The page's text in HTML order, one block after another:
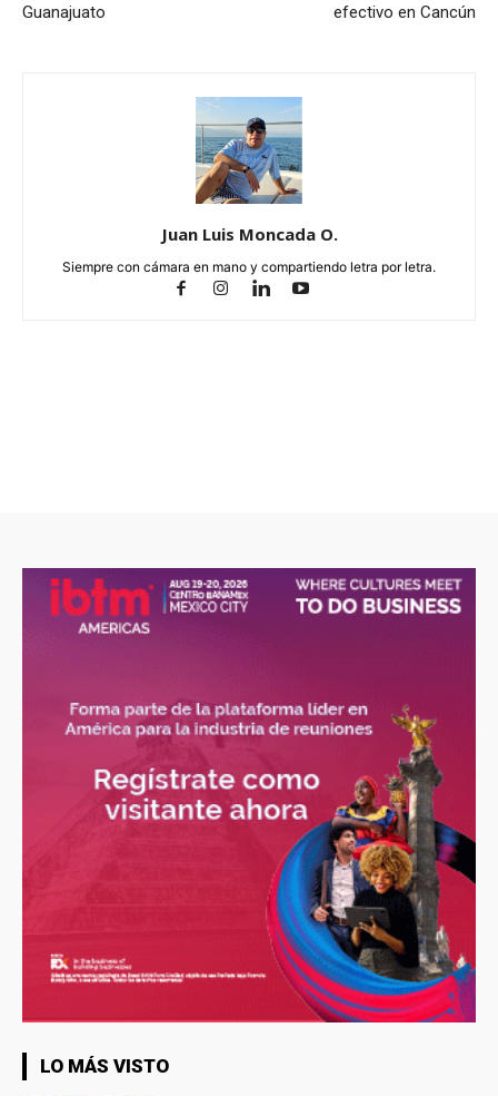
Guanajuato
efectivo en Cancún
Juan Luis Moncada O.
Siempre con cámara en mano y compartiendo letra por letra.
LO MÁS VISTO